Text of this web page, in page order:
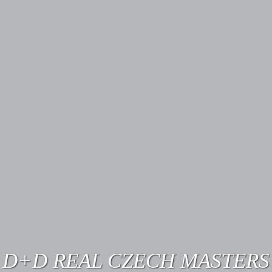
D+D REAL CZECH MASTERS